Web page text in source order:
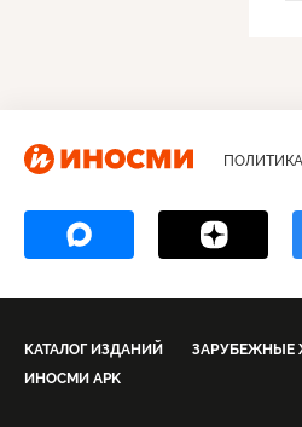
ПОЛИТИКА
КАТАЛОГ ИЗДАНИЙ ЗАРУБЕЖНЫЕ
ИНОСМИ APK